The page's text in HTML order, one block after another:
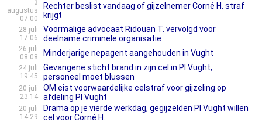
3
augustus
07:00
Rechter beslist vandaag of gijzelnemer Corné H. straf
krijgt
28 juli
17:06
Voormalige advocaat Ridouan T. vervolgd voor
deelname criminele organisatie
26 juli
08:08
Minderjarige nepagent aangehouden in Vught
24 juli
19:45
Gevangene sticht brand in zijn cel in PI Vught,
personeel moet blussen
20 juli
23:14
OM eist voorwaardelijke celstraf voor gijzeling op
afdeling PI Vught
20 juli
14:29
Drama op je vierde werkdag, gegijzelden PI Vught willen
cel voor Corné H.